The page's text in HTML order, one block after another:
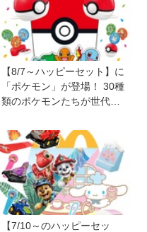
【8/7～ハッピーセット】に
「ポケモン」が登場！ 30種
類のポケモンたちが世代を
【7/10～のハッピーセッ